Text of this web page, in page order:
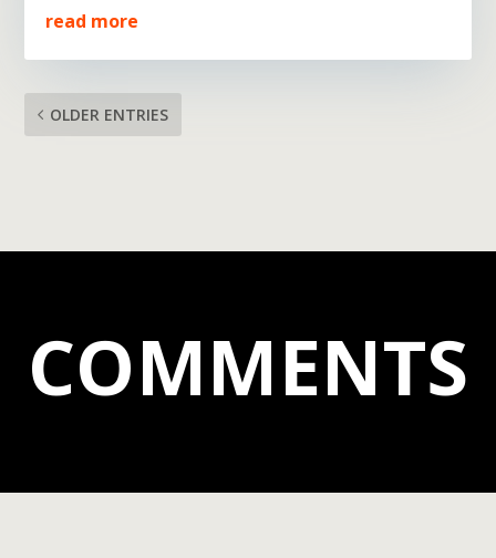
read more
OLDER ENTRIES
COMMENTS